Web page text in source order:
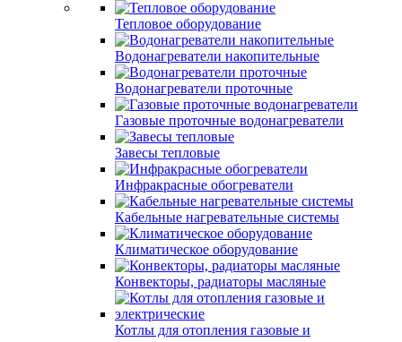
Тепловое оборудование
Водонагреватели накопительные
Водонагреватели проточные
Газовые проточные водонагреватели
Завесы тепловые
Инфракрасные обогреватели
Кабельные нагревательные системы
Климатическое оборудование
Конвекторы, радиаторы масляные
Котлы для отопления газовые и